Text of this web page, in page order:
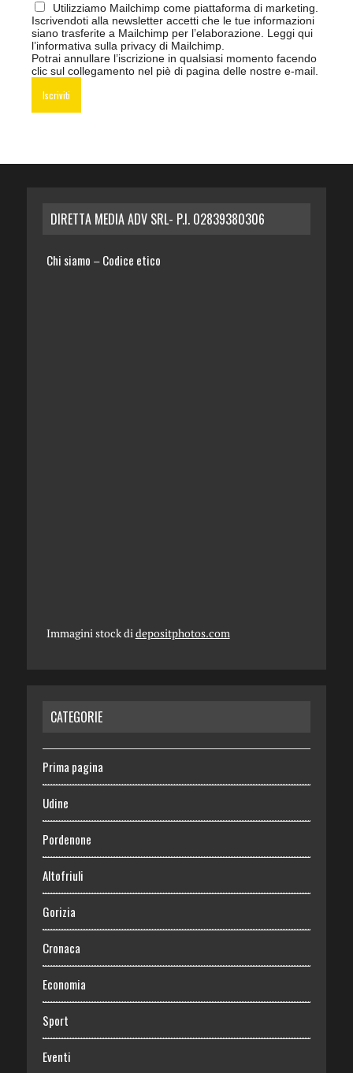
Utilizziamo Mailchimp come piattaforma di marketing.
Iscrivendoti alla newsletter accetti che le tue informazioni
siano trasferite a Mailchimp per l’elaborazione. Leggi qui
l’informativa sulla privacy di Mailchimp
Potrai annullare l’iscrizione in qualsiasi momento facendo
clic sul collegamento nel piè di pagina delle nostre e-mail.
DIRETTA MEDIA ADV SRL- P.I. 02839380306
Chi siamo – Codice etico
Immagini stock di depositphotos.com
CATEGORIE
Prima pagina
Udine
Pordenone
Altofriuli
Gorizia
Cronaca
Economia
Sport
Eventi